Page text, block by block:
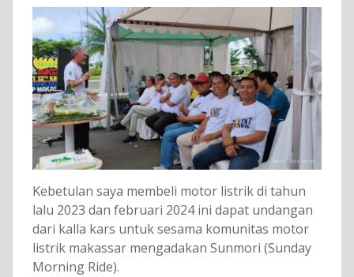
Kebetulan saya membeli motor listrik di tahun
lalu 2023 dan februari 2024 ini dapat undangan
dari kalla kars untuk sesama komunitas motor
listrik makassar mengadakan Sunmori (Sunday
Morning Ride).